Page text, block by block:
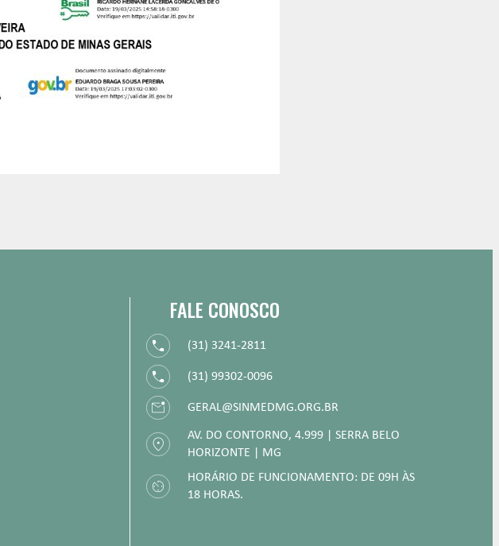
FALE CONOSCO
(31) 3241-2811
(31) 99302-0096
GERAL@SINMEDMG.ORG.BR
AV. DO CONTORNO, 4.999 | SERRA BELO
HORIZONTE | MG
HORÁRIO DE FUNCIONAMENTO: DE 09H ÀS
18 HORAS.